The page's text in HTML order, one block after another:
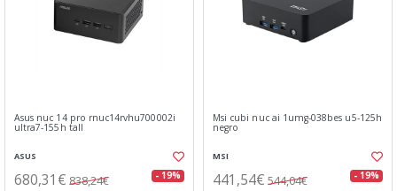
Asus nuc 14 pro rnuc14rvhu700002i
ultra7-155h tall
ASUS
680,31€ 838,24€ - 19%
Msi cubi nuc ai 1umg-038bes u5-125h
negro
MSI
441,54€ 544,04€ - 19%